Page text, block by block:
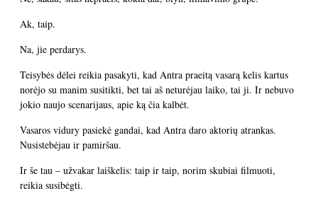
Ak, taip.
Na, jie perdarys.
Teisybės dėlei reikia pasakyti, kad Antra praeitą vasarą kelis kartus
norėjo su manim susitikti, bet tai aš neturėjau laiko, tai ji. Ir nebuvo
jokio naujo scenarijaus, apie ką čia kalbėt.
Vasaros vidury pasiekė gandai, kad Antra daro aktorių atrankas.
Nusistebėjau ir pamiršau.
Ir še tau – užvakar laiškelis: taip ir taip, norim skubiai filmuoti,
reikia susibėgti.